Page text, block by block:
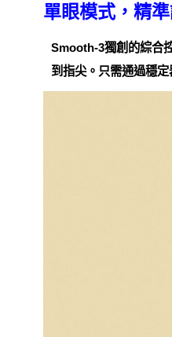
單眼模式，精
Smooth-3獨創的綜合
到指尖。只需通過穩